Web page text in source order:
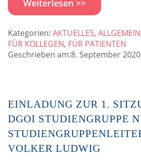
Weiterlesen >>
Kategorien: AKTUELLES, ALLGEMEIN
FÜR KOLLEGEN, FÜR PATIENTEN
Geschrieben am:8. September 2020
EINLADUNG ZUR 1.
DGOI STUDIENGRUPPE
VOLKER LUDWIG